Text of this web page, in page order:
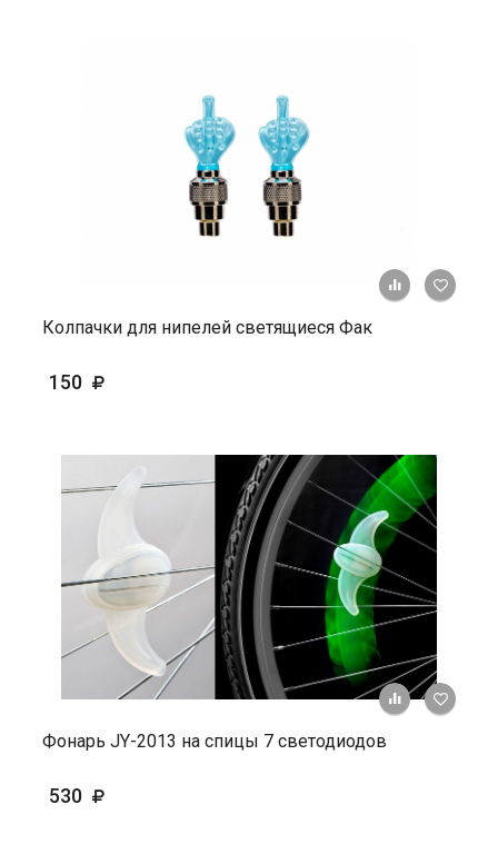
+ К
Колпачки для нипелей светящиеся Фак
150
+ К
Фонарь JY-2013 на спицы 7 светодиодов
530